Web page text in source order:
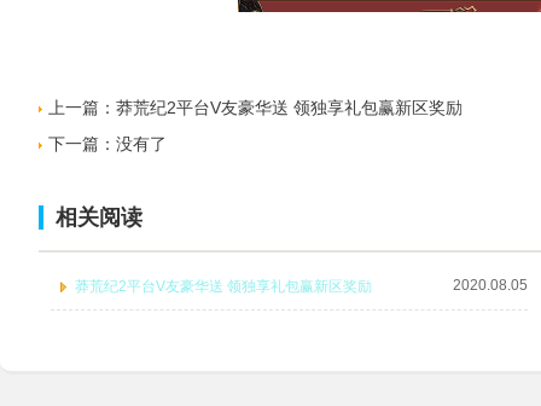
上一篇： 莽荒纪2平台V友豪华送 领独享礼包赢新区奖励
下一篇：没有了
相关阅读
莽荒纪2平台V友豪华送 领独享礼包赢新区奖励 2020.08.05